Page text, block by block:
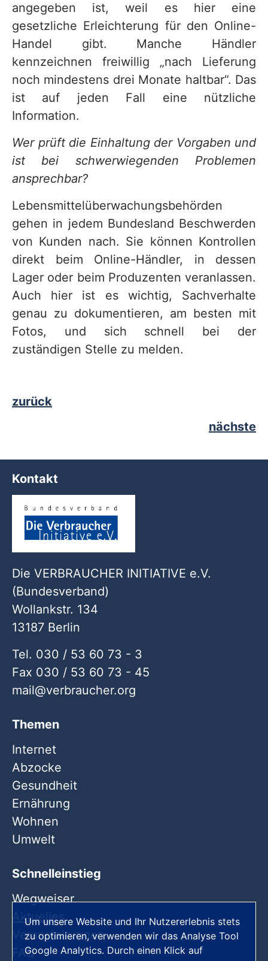
angegeben ist, weil es hier eine
gesetzliche Erleichterung für den Online-
Handel gibt. Manche Händler
kennzeichnen freiwillig „nach Lieferung
noch mindestens drei Monate haltbar“. Das
ist auf jeden Fall eine nützliche
Information.
Wer prüft die Einhaltung der Vorgaben und
ist bei schwerwiegenden Problemen
ansprechbar?
Lebensmittelüberwachungsbehörden
gehen in jedem Bundesland Beschwerden
von Kunden nach. Sie können Kontrollen
direkt beim Online-Händler, in dessen
Lager oder beim Produzenten veranlassen.
Auch hier ist es wichtig, Sachverhalte
genau zu dokumentieren, am besten mit
Fotos, und sich schnell bei der
zuständigen Stelle zu melden.
zurück
nächste
Kontakt
Die VERBRAUCHER INITIATIVE e.V.
(Bundesverband)
Wollankstr. 134
13187 Berlin
Tel. 030 / 53 60 73 - 3
Fax 030 / 53 60 73 - 45
mail
verbraucher org
Themen
Internet
Abzocke
Gesundheit
Ernährung
Wohnen
Umwelt
Schnelleinstieg
Wegweiser
Aktuelles
Veranstaltungen
FAQ
Um unsere Website und Ihr Nutzererlebnis stets
zu optimieren, verwenden wir das Analyse Tool
Google Analytics. Durch einen Klick auf